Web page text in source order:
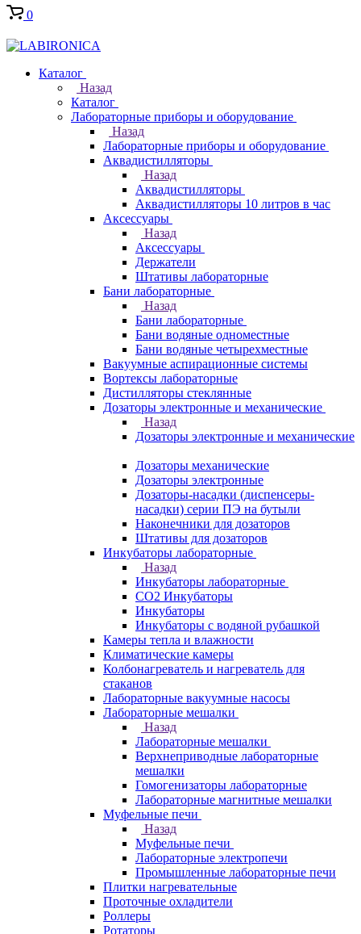
0
Каталог
Назад
Каталог
Лабораторные приборы и оборудование
Назад
Лабораторные приборы и оборудование
Аквадистилляторы
Назад
Аквадистилляторы
Аквадистилляторы 10 литров в час
Аксессуары
Назад
Аксессуары
Держатели
Штативы лабораторные
Бани лабораторные
Назад
Бани лабораторные
Бани водяные одноместные
Бани водяные четырехместные
Вакуумные аспирационные системы
Вортексы лабораторные
Дистилляторы стеклянные
Дозаторы электронные и механические
Назад
Дозаторы электронные и механические
Дозаторы механические
Дозаторы электронные
Дозаторы-насадки (диспенсеры-
насадки) серии ПЭ на бутыли
Наконечники для дозаторов
Штативы для дозаторов
Инкубаторы лабораторные
Назад
Инкубаторы лабораторные
CO2 Инкубаторы
Инкубаторы
Инкубаторы с водяной рубашкой
Камеры тепла и влажности
Климатические камеры
Колбонагреватель и нагреватель для
стаканов
Лабораторные вакуумные насосы
Лабораторные мешалки
Назад
Лабораторные мешалки
Верхнеприводные лабораторные
мешалки
Гомогенизаторы лабораторные
Лабораторные магнитные мешалки
Муфельные печи
Назад
Муфельные печи
Лабораторные электропечи
Промышленные лабораторные печи
Плитки нагревательные
Проточные охладители
Роллеры
Ротаторы